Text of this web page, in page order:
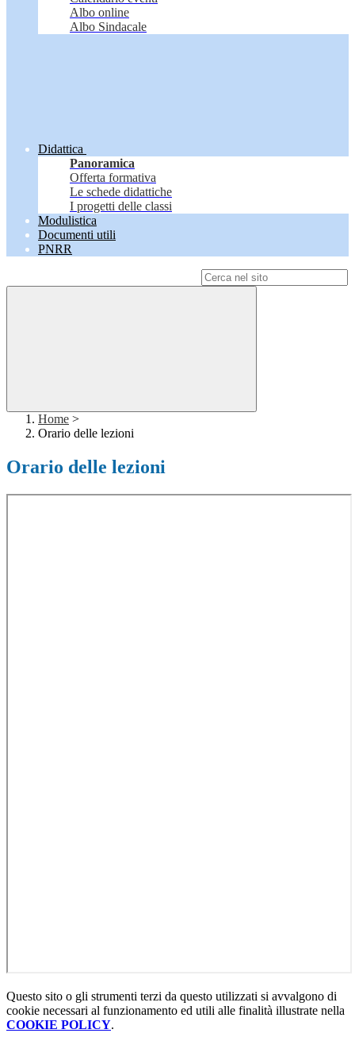
Albo online
Albo Sindacale
Didattica
Panoramica
Offerta formativa
Le schede didattiche
I progetti delle classi
Modulistica
Documenti utili
PNRR
Home >
Orario delle lezioni
Orario delle lezioni
Questo sito o gli strumenti terzi da questo utilizzati si avvalgono di
cookie necessari al funzionamento ed utili alle finalità illustrate nella
COOKIE POLICY.